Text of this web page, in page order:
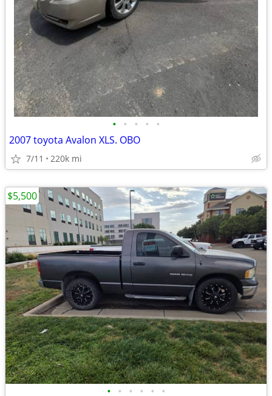
• • • • •
2007 toyota Avalon XLS. OBO
7/11 220k mi
• • • • • •
$5,500